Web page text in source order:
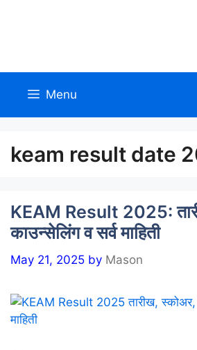
Menu
keam result date
KEAM Result 2025:
काउन्सेलिंग व सर्व माहिती
May 21, 2025 by Mason